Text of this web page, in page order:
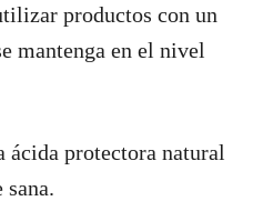
productos con un
mantenga en el nivel
ácida protectora natural